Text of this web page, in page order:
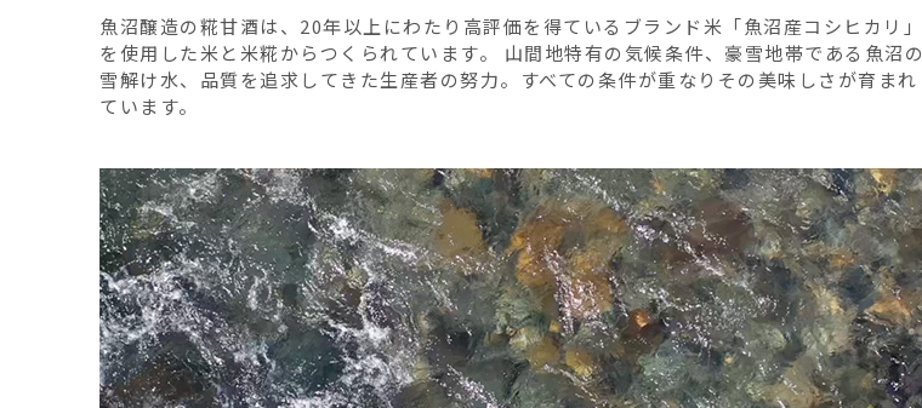
魚沼醸造の糀甘酒は、20年以上にわたり高評価を得ているブランド米「魚沼産コシヒカリ」
を使用した米と米糀からつくられています。 山間地特有の気候条件、豪雪地帯である魚沼の
雪解け水、品質を追求してきた生産者の努力。すべての条件が重なりその美味しさが育まれ
ています。